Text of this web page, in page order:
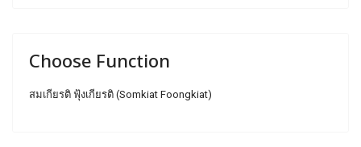
Choose Function
สมเกียรติ ฟุ้งเกียรติ (Somkiat Foongkiat)